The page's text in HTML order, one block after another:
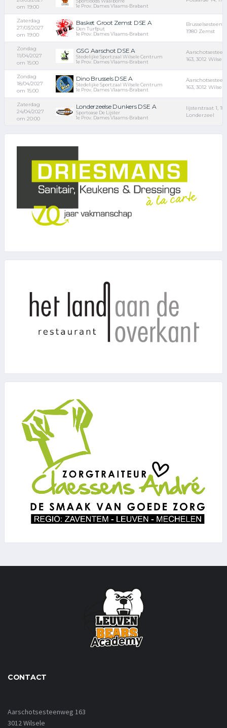
om 19:00
1e Prov. Dames Vlaams-Brabant
Zaterdag
27/03/2027
om 19:00
Basket Groot Zemst DSE A
Den Turfput
1e Prov. Dames Vlaams-Brabant
1980 Zemst
Zondag
11/04/2027
om 15:00
GSG Aarschot DSE A
Stedelijke Sportzaal Wilsele Centrum
1e Prov. Dames Vlaams-Brabant
163, 3012 Wilsele
Zondag
18/04/2027
om 15:00
Dino Brussels DSE A
Stedelijke Sportzaal Wilsele Centrum
1e Prov. Dames Vlaams-Brabant
163, 3012 Wilsele
Zaterdag
24/04/2027
om 20:00
Londerzeelse Dunkers DSE A
Sportoase De Lijster
1e Prov. Dames Vlaams-Brabant
lijsterstraat 1,
Londerzeel
CONTACT
Aarschotsesteenweg 163
3012 Wilsele